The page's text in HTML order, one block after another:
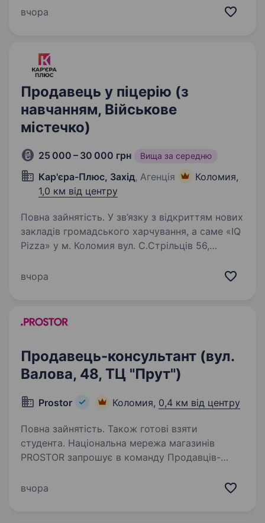
підробіток) Що потрібно: бажання працювати
вчора
Продавець у піцерію (з
навчанням, Військове
містечко)
25 000 – 30 000 грн Вища за середню
Кар'єра-Плюс, Захід, Агенція
Коломия,
1,0 км від центру
Повна зайнятість. У зв’язку з відкриттям нових
закладів громадського харчування, а саме «IQ
Pizza» у м. Коломия вул. С.Стрільців 56,
не потрібен — усе покажемо, пояснимо і
вчора
Продавець-консультант (вул.
Валова, 48, ТЦ "Прут")
Prostor Коломия, 0,4 км від центру
Повна зайнятість. Також готові взяти
студента. Національна мережа магазинів
PROSTOR запрошує в команду Продавців-
допомагати нашим покупцям обирати
вчора